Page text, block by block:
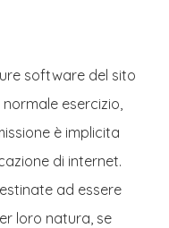
software del sito
esercizio,
è implicita
di internet.
ad essere
loro natura, se